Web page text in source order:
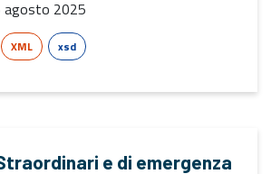
agosto 2025
XML xsd
e di emergenza